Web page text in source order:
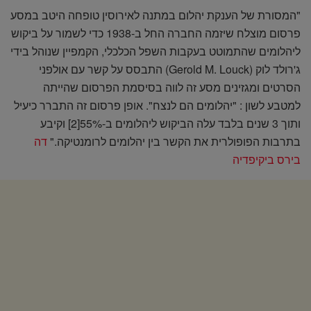
"המסורת של הענקת יהלום במתנה לאירוסין טופחה היטב במסע
פרסום מוצלח שיזמה החברה החל ב-1938 כדי לשמור על ביקוש
ליהלומים שהתמוטט בעקבות השפל הכלכלי, הקמפיין שנוהל בידי
ג'רולד לוק (Gerold M. Louck) התבסס על קשר עם אולפני
הסרטים ומגזינים מסע זה לווה בסיסמת הפרסום שהייתה
למטבע לשון : "יהלומים הם לנצח". אופן פרסום זה התברר כיעיל
ותוך 3 שנים בלבד עלה הביקוש ליהלומים ב-55%‏[2] וקיבע
בתרבות הפופולרית את הקשר בין יהלומים לרומנטיקה." דה
בירס ביקיפדיה